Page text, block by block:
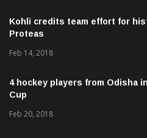
Kohli credits team effort for
Proteas
Feb 14, 2018
4 hockey players from Odisha
Cup
Feb 20, 2018